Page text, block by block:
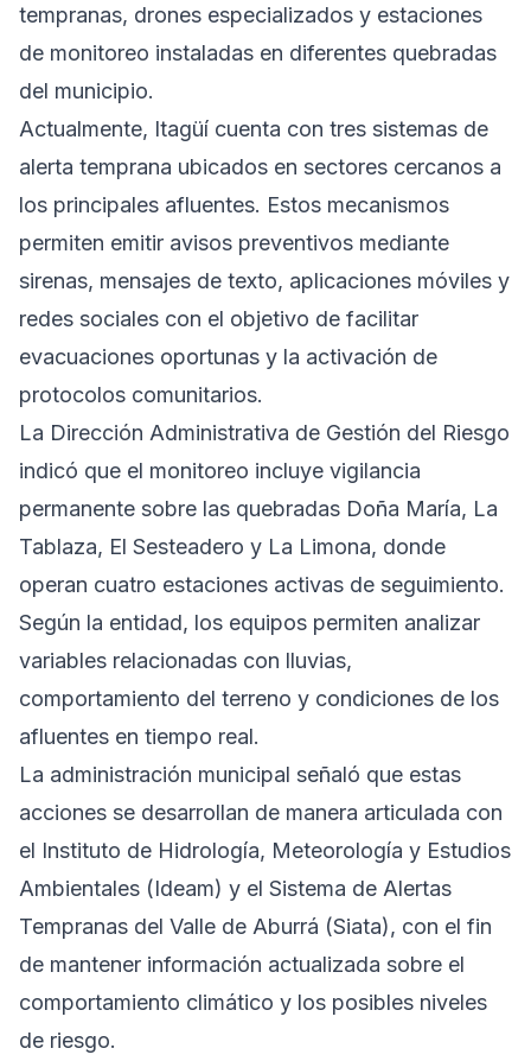
tempranas, drones especializados y estaciones
de monitoreo instaladas en diferentes quebradas
del municipio.
Actualmente, Itagüí cuenta con tres sistemas de
alerta temprana ubicados en sectores cercanos a
los principales afluentes. Estos mecanismos
permiten emitir avisos preventivos mediante
sirenas, mensajes de texto, aplicaciones móviles y
redes sociales con el objetivo de facilitar
evacuaciones oportunas y la activación de
protocolos comunitarios.
La Dirección Administrativa de Gestión del Riesgo
indicó que el monitoreo incluye vigilancia
permanente sobre las quebradas Doña María, La
Tablaza, El Sesteadero y La Limona, donde
operan cuatro estaciones activas de seguimiento.
Según la entidad, los equipos permiten analizar
variables relacionadas con lluvias,
comportamiento del terreno y condiciones de los
afluentes en tiempo real.
La administración municipal señaló que estas
acciones se desarrollan de manera articulada con
el Instituto de Hidrología, Meteorología y Estudios
Ambientales (Ideam) y el Sistema de Alertas
Tempranas del Valle de Aburrá (Siata), con el fin
de mantener información actualizada sobre el
comportamiento climático y los posibles niveles
de riesgo.